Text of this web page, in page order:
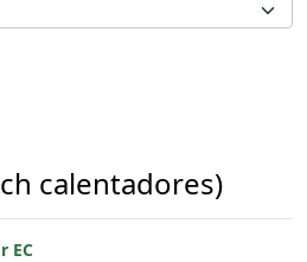
calentadores)
EC